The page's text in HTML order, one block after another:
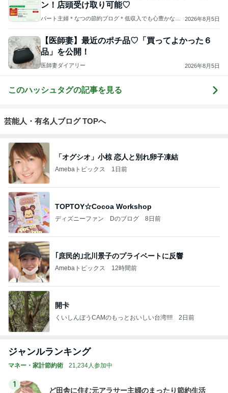
ン！店頭受け取り可能♡
パート主婦＊なつの節約ブログ＊低収入でも心豊かな暮
2026年8月5日
【医師妻】最近のポチ品♡「買ってよかった６
品」を公開！
医師妻ダイアリー 2026年8月5日
このハッシュタグの記事を見る
芸能人・有名人ブログ TOPへ
「オグシオ」小椋 恋人と別れ卵子凍結
Amebaトピックス 1日前
TOPTOY☆Cocoa Workshop
ディズニーファン Dのブログ 8日前
｢庶民的｣北川景子のプライベートに反響
Amebaトピックス 12時間前
開卡
くいしんぼうCAMのもっとおいしい台湾!!!! 2日前
ジャンルランキング
マネー・家計節約術 21,234人参加中
1
ど田舎に住む元アラサー主婦のまったり節約生活